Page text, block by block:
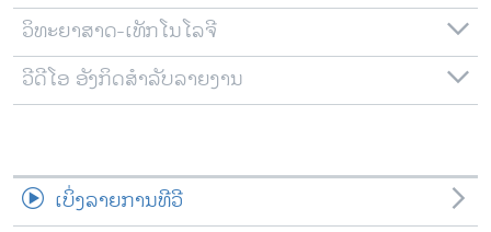
ວິທະຍາສາດ-ເທັກໂນໂລຈີ
ວີດີໂອ ອັງກິດສຳລັບລາຍງານ
ເບິ່ງລາຍການທີວີ